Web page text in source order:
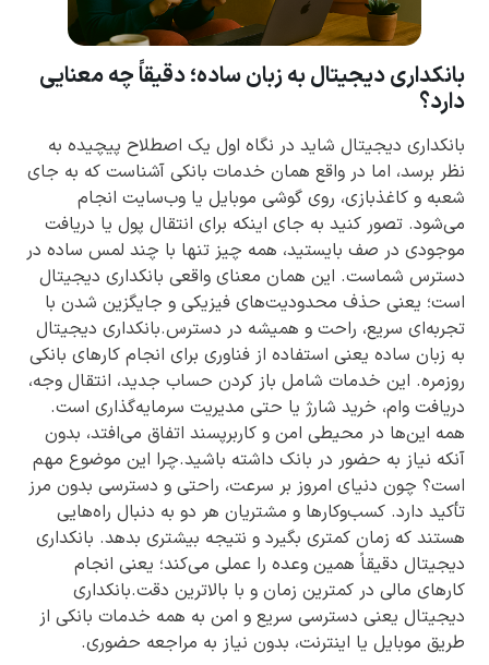
بانکداری دیجیتال به زبان ساده؛ دقیقاً چه معنایی
دارد؟
بانکداری دیجیتال شاید در نگاه اول یک اصطلاح پیچیده به
نظر برسد، اما در واقع همان خدمات بانکی آشناست که به جای
شعبه و کاغذبازی، روی گوشی موبایل یا وب‌سایت انجام
می‌شود. تصور کنید به جای اینکه برای انتقال پول یا دریافت
موجودی در صف بایستید، همه چیز تنها با چند لمس ساده در
دسترس شماست. این همان معنای واقعی بانکداری دیجیتال
است؛ یعنی حذف محدودیت‌های فیزیکی و جایگزین شدن با
تجربه‌ای سریع، راحت و همیشه در دسترس.بانکداری دیجیتال
به زبان ساده یعنی استفاده از فناوری برای انجام کارهای بانکی
روزمره. این خدمات شامل باز کردن حساب جدید، انتقال وجه،
دریافت وام، خرید شارژ یا حتی مدیریت سرمایه‌گذاری است.
همه این‌ها در محیطی امن و کاربرپسند اتفاق می‌افتد، بدون
آنکه نیاز به حضور در بانک داشته باشید.چرا این موضوع مهم
است؟ چون دنیای امروز بر سرعت، راحتی و دسترسی بدون مرز
تأکید دارد. کسب‌وکارها و مشتریان هر دو به دنبال راه‌هایی
هستند که زمان کمتری بگیرد و نتیجه بیشتری بدهد. بانکداری
دیجیتال دقیقاً همین وعده را عملی می‌کند؛ یعنی انجام
کارهای مالی در کمترین زمان و با بالاترین دقت.بانکداری
دیجیتال یعنی دسترسی سریع و امن به همه خدمات بانکی از
طریق موبایل یا اینترنت، بدون نیاز به مراجعه حضوری.